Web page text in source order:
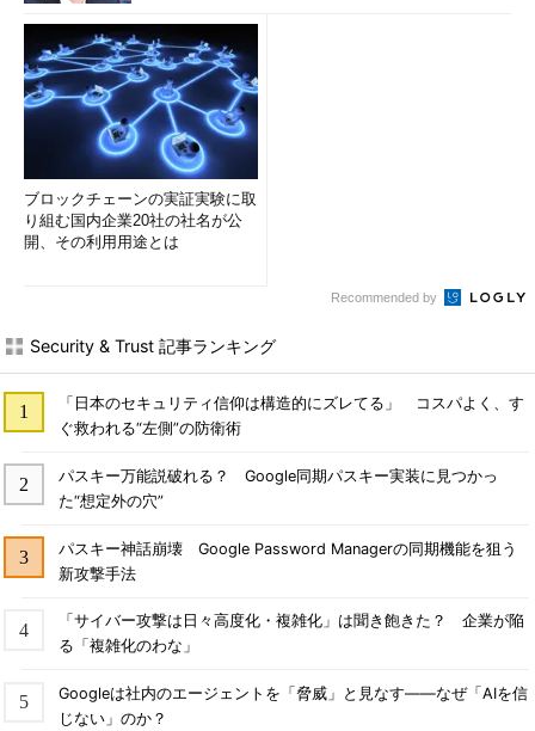
ブロックチェーンの実証実験に取
り組む国内企業20社の社名が公
開、その利用用途とは
Recommended by
Security & Trust 記事ランキング
「日本のセキュリティ信仰は構造的にズレてる」 コスパよく、す
ぐ救われる“左側”の防衛術
パスキー万能説破れる？ Google同期パスキー実装に見つかっ
た“想定外の穴”
パスキー神話崩壊 Google Password Managerの同期機能を狙う
新攻撃手法
「サイバー攻撃は日々高度化・複雑化」は聞き飽きた？ 企業が陥
る「複雑化のわな」
Googleは社内のエージェントを「脅威」と見なす――なぜ「AIを信
じない」のか？